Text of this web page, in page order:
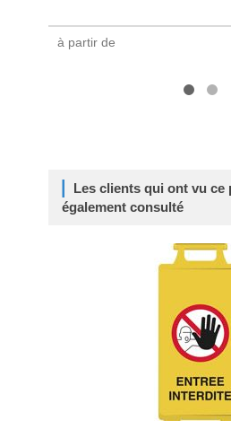
à partir de
Les clients qui ont vu ce
également consulté